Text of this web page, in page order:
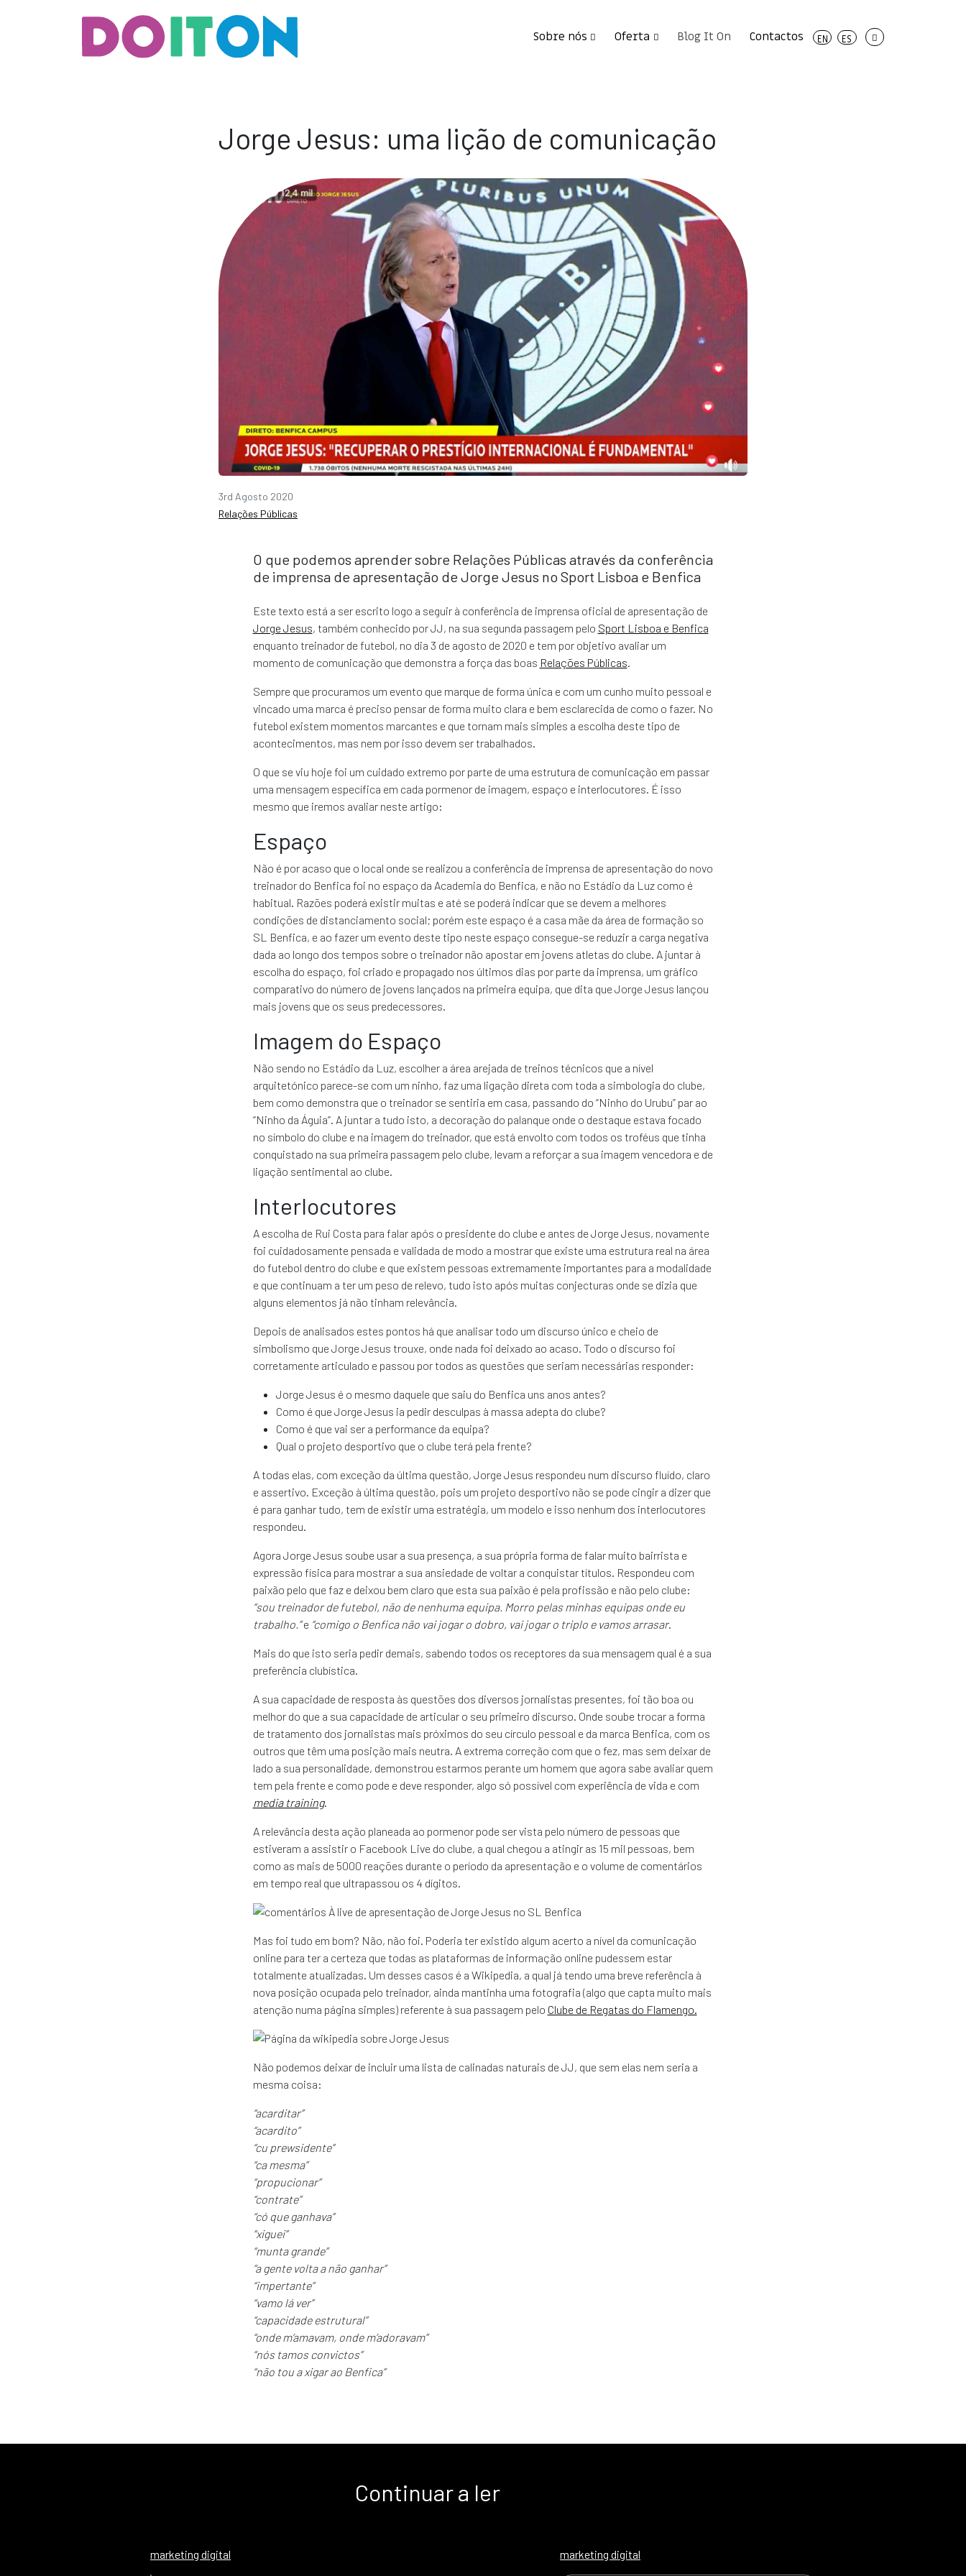
Sobre nós Oferta Blog It On Contactos EN ES
Jorge Jesus: uma lição de comunicação
3rd Agosto 2020
Relações Públicas
O que podemos aprender sobre Relações Públicas através da conferência
de imprensa de apresentação de Jorge Jesus no Sport Lisboa e Benfica
Este texto está a ser escrito logo a seguir à conferência de imprensa oficial de apresentação de
Jorge Jesus, também conhecido por JJ, na sua segunda passagem pelo Sport Lisboa e Benfica
enquanto treinador de futebol, no dia 3 de agosto de 2020 e tem por objetivo avaliar um
momento de comunicação que demonstra a força das boas Relações Públicas.
Sempre que procuramos um evento que marque de forma única e com um cunho muito pessoal e
vincado uma marca é preciso pensar de forma muito clara e bem esclarecida de como o fazer. No
futebol existem momentos marcantes e que tornam mais simples a escolha deste tipo de
acontecimentos, mas nem por isso devem ser trabalhados.
O que se viu hoje foi um cuidado extremo por parte de uma estrutura de comunicação em passar
uma mensagem específica em cada pormenor de imagem, espaço e interlocutores. É isso
mesmo que iremos avaliar neste artigo:
Espaço
Não é por acaso que o local onde se realizou a conferência de imprensa de apresentação do novo
treinador do Benfica foi no espaço da Academia do Benfica, e não no Estádio da Luz como é
habitual. Razões poderá existir muitas e até se poderá indicar que se devem a melhores
condições de distanciamento social; porém este espaço é a casa mãe da área de formação so
SL Benfica, e ao fazer um evento deste tipo neste espaço consegue-se reduzir a carga negativa
dada ao longo dos tempos sobre o treinador não apostar em jovens atletas do clube. A juntar à
escolha do espaço, foi criado e propagado nos últimos dias por parte da imprensa, um gráfico
comparativo do número de jovens lançados na primeira equipa, que dita que Jorge Jesus lançou
mais jovens que os seus predecessores.
Imagem do Espaço
Não sendo no Estádio da Luz, escolher a área arejada de treinos técnicos que a nível
arquitetónico parece-se com um ninho, faz uma ligação direta com toda a simbologia do clube,
bem como demonstra que o treinador se sentiria em casa, passando do “Ninho do Urubu” par ao
“Ninho da Águia”. A juntar a tudo isto, a decoração do palanque onde o destaque estava focado
no símbolo do clube e na imagem do treinador, que está envolto com todos os troféus que tinha
conquistado na sua primeira passagem pelo clube, levam a reforçar a sua imagem vencedora e de
ligação sentimental ao clube.
Interlocutores
A escolha de Rui Costa para falar após o presidente do clube e antes de Jorge Jesus, novamente
foi cuidadosamente pensada e validada de modo a mostrar que existe uma estrutura real na área
do futebol dentro do clube e que existem pessoas extremamente importantes para a modalidade
e que continuam a ter um peso de relevo, tudo isto após muitas conjecturas onde se dizia que
alguns elementos já não tinham relevância.
Depois de analisados estes pontos há que analisar todo um discurso único e cheio de
simbolismo que Jorge Jesus trouxe, onde nada foi deixado ao acaso. Todo o discurso foi
corretamente articulado e passou por todos as questões que seriam necessárias responder:
Jorge Jesus é o mesmo daquele que saiu do Benfica uns anos antes?
Como é que Jorge Jesus ia pedir desculpas à massa adepta do clube?
Como é que vai ser a performance da equipa?
Qual o projeto desportivo que o clube terá pela frente?
A todas elas, com exceção da última questão, Jorge Jesus respondeu num discurso fluído, claro
e assertivo. Exceção à última questão, pois um projeto desportivo não se pode cingir a dizer que
é para ganhar tudo, tem de existir uma estratégia, um modelo e isso nenhum dos interlocutores
respondeu.
Agora Jorge Jesus soube usar a sua presença, a sua própria forma de falar muito bairrista e
expressão física para mostrar a sua ansiedade de voltar a conquistar títulos. Respondeu com
paixão pelo que faz e deixou bem claro que esta sua paixão é pela profissão e não pelo clube:
“sou treinador de futebol, não de nenhuma equipa. Morro pelas minhas equipas onde eu
trabalho.”e “comigo o Benfica não vai jogar o dobro, vai jogar o triplo e vamos arrasar.
Mais do que isto seria pedir demais, sabendo todos os receptores da sua mensagem qual é a sua
preferência clubística.
A sua capacidade de resposta às questões dos diversos jornalistas presentes, foi tão boa ou
melhor do que a sua capacidade de articular o seu primeiro discurso. Onde soube trocar a forma
de tratamento dos jornalistas mais próximos do seu círculo pessoal e da marca Benfica, com os
outros que têm uma posição mais neutra. A extrema correção com que o fez, mas sem deixar de
lado a sua personalidade, demonstrou estarmos perante um homem que agora sabe avaliar quem
tem pela frente e como pode e deve responder, algo só possível com experiência de vida e com
media training.
A relevância desta ação planeada ao pormenor pode ser vista pelo número de pessoas que
estiveram a assistir o Facebook Live do clube, a qual chegou a atingir as 15 mil pessoas, bem
como as mais de 5000 reações durante o período da apresentação e o volume de comentários
em tempo real que ultrapassou os 4 dígitos.
Mas foi tudo em bom? Não, não foi. Poderia ter existido algum acerto a nível da comunicação
online para ter a certeza que todas as plataformas de informação online pudessem estar
totalmente atualizadas. Um desses casos é a Wikipedia, a qual já tendo uma breve referência à
nova posição ocupada pelo treinador, ainda mantinha uma fotografia (algo que capta muito mais
atenção numa página simples) referente à sua passagem pelo Clube de Regatas do Flamengo.
Não podemos deixar de incluir uma lista de calinadas naturais de JJ, que sem elas nem seria a
mesma coisa:
“acarditar”
“acardito”
“cu prewsidente”
“ca mesma”
“propucionar”
“contrate”
“có que ganhava”
“xiguei”
“munta grande”
“a gente volta a não ganhar”
“impertante”
“vamo lá ver”
“capacidade estrutural”
“onde m’amavam, onde m’adoravam”
“nós tamos convictos”
“não tou a xigar ao Benfica”
Continuar a ler
marketing digital marketing digital